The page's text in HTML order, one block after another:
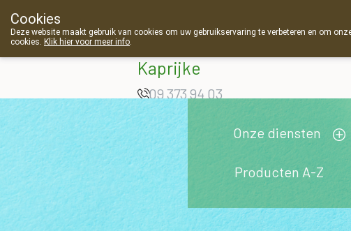
Apotheek Van
Kaprijke
09 373 94 03
Onze diensten
Producten A-Z
Cookies
Deze website maakt gebruik van cookies om uw gebruikservaring te verbeteren en om
cookies. Klik hier voor meer info.